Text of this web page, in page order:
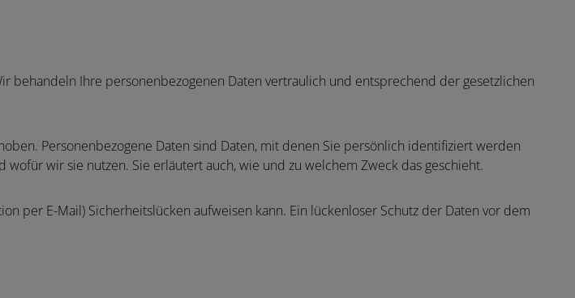
behandeln Ihre personenbezogenen Daten vertraulich und entsprechend der gesetzlichen
Personenbezogene Daten sind Daten, mit denen Sie persönlich identifiziert werden
wir sie nutzen. Sie erläutert auch, wie und zu welchem Zweck das geschieht.
per E-Mail) Sicherheitslücken aufweisen kann. Ein lückenloser Schutz der Daten vor dem